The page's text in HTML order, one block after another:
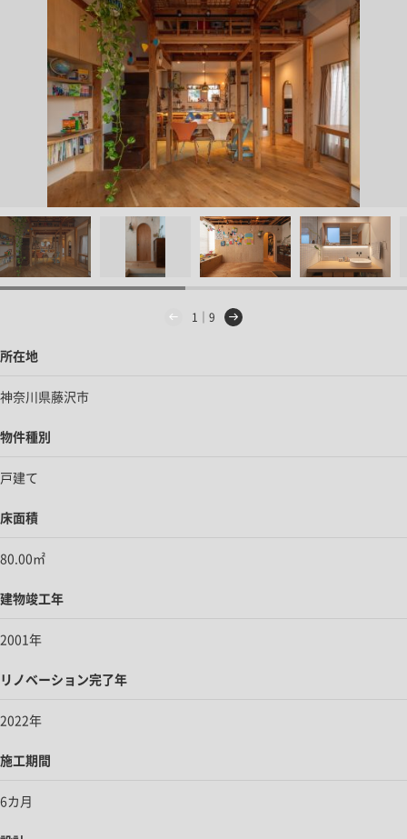
1｜9
所在地
神奈川県藤沢市
物件種別
戸建て
床面積
80.00㎡
建物竣工年
2001年
リノベーション完了年
2022年
施工期間
6カ月